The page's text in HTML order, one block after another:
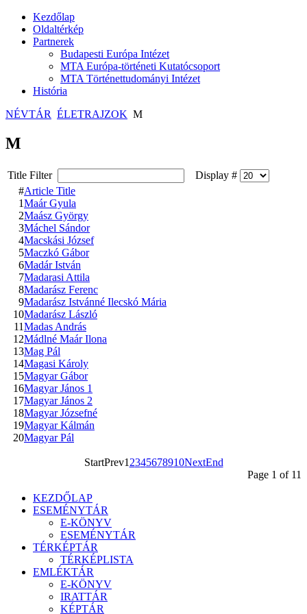
Kezdőlap
Oldaltérkép
Partnerek
Budapesti Európa Intézet
MTA Európa-történeti Kutatócsoport
MTA Történettudományi Intézet
História
NÉVTÁR ÉLETRAJZOK M
M
Title Filter
Display #
#Article Title
1Maár Gyula
2Maász György
3Máchel Sándor
4Macskási József
5Maczkó Gábor
6Madár István
7Madarasi Attila
8Madarász Ferenc
9Madarász Istvánné Ilecskó Mária
10Madarász László
11Madas András
12Mádlné Maár Ilona
13Mag Pál
14Magasi Károly
15Magyar Gábor
16Magyar János 1
17Magyar János 2
18Magyar Józsefné
19Magyar Kálmán
20Magyar Pál
StartPrev1 2345678910NextEnd
Page 1 of 11
KEZDŐLAP
ESEMÉNYTÁR
E-KÖNYV
ESEMÉNYTÁR
TÉRKÉPTÁR
TÉRKÉPLISTA
EMLÉKTÁR
E-KÖNYV
IRATTÁR
KÉPTÁR